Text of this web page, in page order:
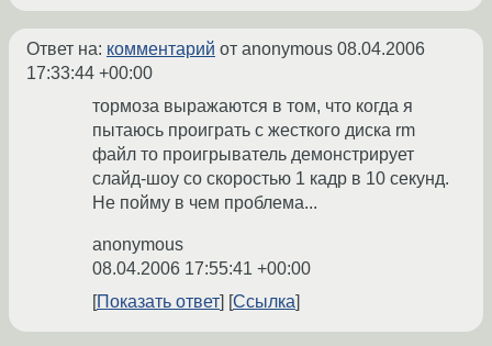
Ответ на: комментарий от anonymous 08.04.2006
17:33:44 +00:00
тормоза выражаются в том, что когда я
пытаюсь проиграть с жесткого диска rm
файл то проигрыватель демонстрирует
слайд-шоу со скоростью 1 кадр в 10 секунд.
Не пойму в чем проблема...
anonymous
08.04.2006 17:55:41 +00:00
Показать ответ
Ссылка